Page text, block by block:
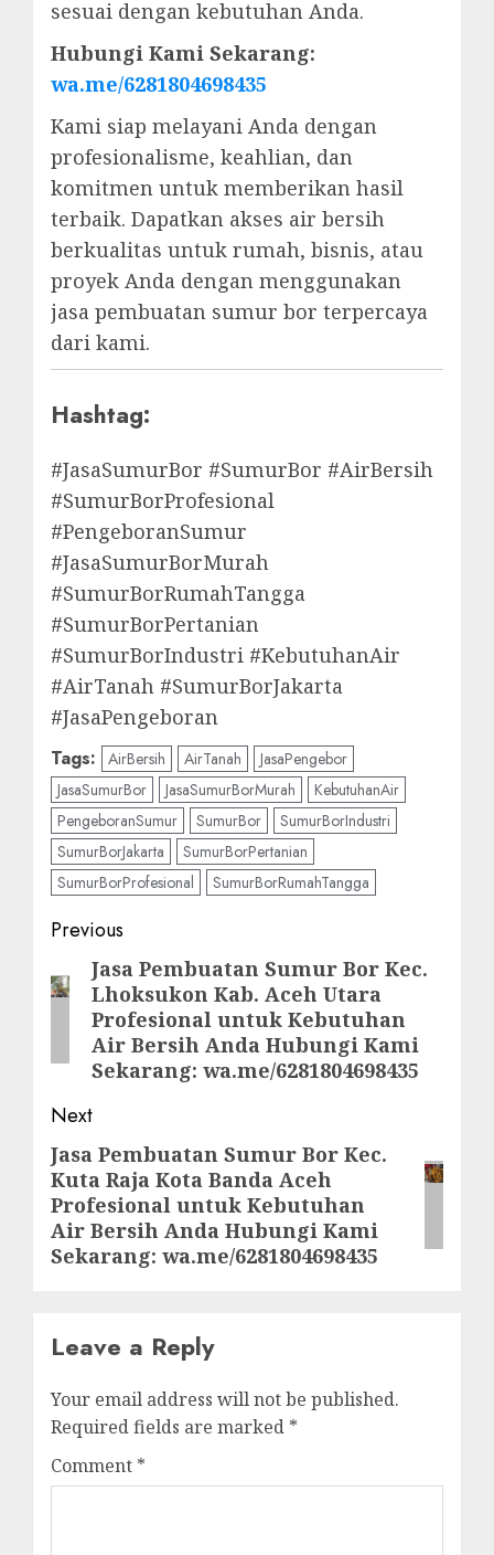
sesuai dengan kebutuhan Anda.
Hubungi Kami Sekarang:
wa.me/6281804698435
Kami siap melayani Anda dengan
profesionalisme, keahlian, dan
komitmen untuk memberikan hasil
terbaik. Dapatkan akses air bersih
berkualitas untuk rumah, bisnis, atau
proyek Anda dengan menggunakan
jasa pembuatan sumur bor terpercaya
dari kami.
Hashtag:
#JasaSumurBor #SumurBor #AirBersih
#SumurBorProfesional
#PengeboranSumur
#JasaSumurBorMurah
#SumurBorRumahTangga
#SumurBorPertanian
#SumurBorIndustri #KebutuhanAir
#AirTanah #SumurBorJakarta
#JasaPengeboran
Tags: AirBersih AirTanah
JasaPengebor
JasaSumurBor
JasaSumurBorMurah
KebutuhanAir
PengeboranSumur
SumurBor
SumurBorIndustri
SumurBorJakarta
SumurBorPertanian
SumurBorProfesional
SumurBorRumahTangga
Post
navigation
Previous
Previous
post:
Jasa Pembuatan Sumur Bor Kec.
Lhoksukon Kab. Aceh Utara
Profesional untuk Kebutuhan
Air Bersih Anda Hubungi Kami
Sekarang: wa.me/6281804698435
Next
Next
post:
Jasa Pembuatan Sumur Bor Kec.
Kuta Raja Kota Banda Aceh
Profesional untuk Kebutuhan
Air Bersih Anda Hubungi Kami
Sekarang: wa.me/6281804698435
Leave a Reply
Your email address will not be published.
Required fields are marked *
Comment *